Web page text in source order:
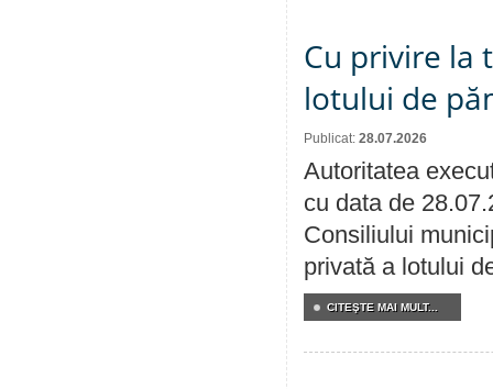
Cu privire la
lotului de
Publicat: 28.07.2026
Autoritatea
cu data de
Consiliului
privată a lotului
CITEŞTE MAI MULT...